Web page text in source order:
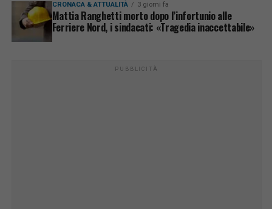
CRONACA & ATTUALITÀ 3 giorni fa
Mattia Ranghetti morto dopo l’infortunio alle
Ferriere Nord, i sindacati: «Tragedia inaccettabile»
PUBBLICITÀ